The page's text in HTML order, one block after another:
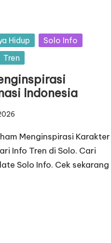
Hidup
Solo Info
Tren
Indonesia
Menginspirasi Karakter
Info Tren di Solo. Cari
Solo Info. Cek sekarang